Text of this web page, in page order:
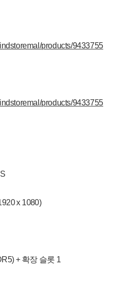
products/9433755
products/9433755
x 1080)
+ 확장 슬롯 1